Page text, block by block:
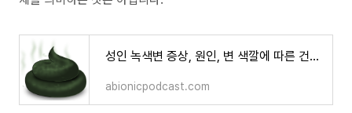
성인 녹색변 증상, 원인, 변 색깔에 따른 건강상태
abionicpodcast.com